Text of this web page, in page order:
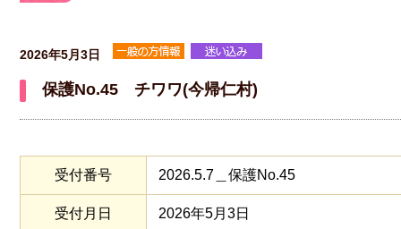
2026年5月3日
保護No.45 チワワ(今帰仁村)
受付番号 2026.5.7＿保護No.45
受付月日 2026年5月3日